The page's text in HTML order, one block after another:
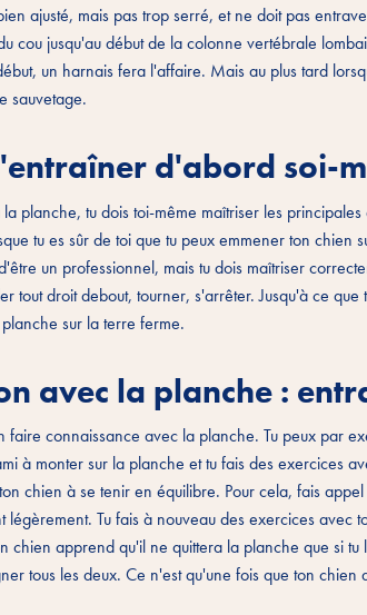
ajusté, mais pas trop serré, et ne doit pas
cou jusqu'au début de la colonne vertébrale
un harnais fera l'affaire. Mais au plus tard
sauvetage.
d'abord soi-
planche, tu dois toi-même maîtriser les
tu es sûr de toi que tu peux emmener ton chien
un professionnel, mais tu dois maîtriser
tout droit debout, tourner, s'arrêter. Jusqu'à ce
sur la terre ferme.
avec la planche :
faire connaissance avec la planche. Tu peux par
à monter sur la planche et tu fais des exercices
chien à se tenir en équilibre. Pour cela, fais
légèrement. Tu fais à nouveau des exercices
chien apprend qu'il ne quittera la planche que si
tous les deux. Ce n'est qu'une fois que ton